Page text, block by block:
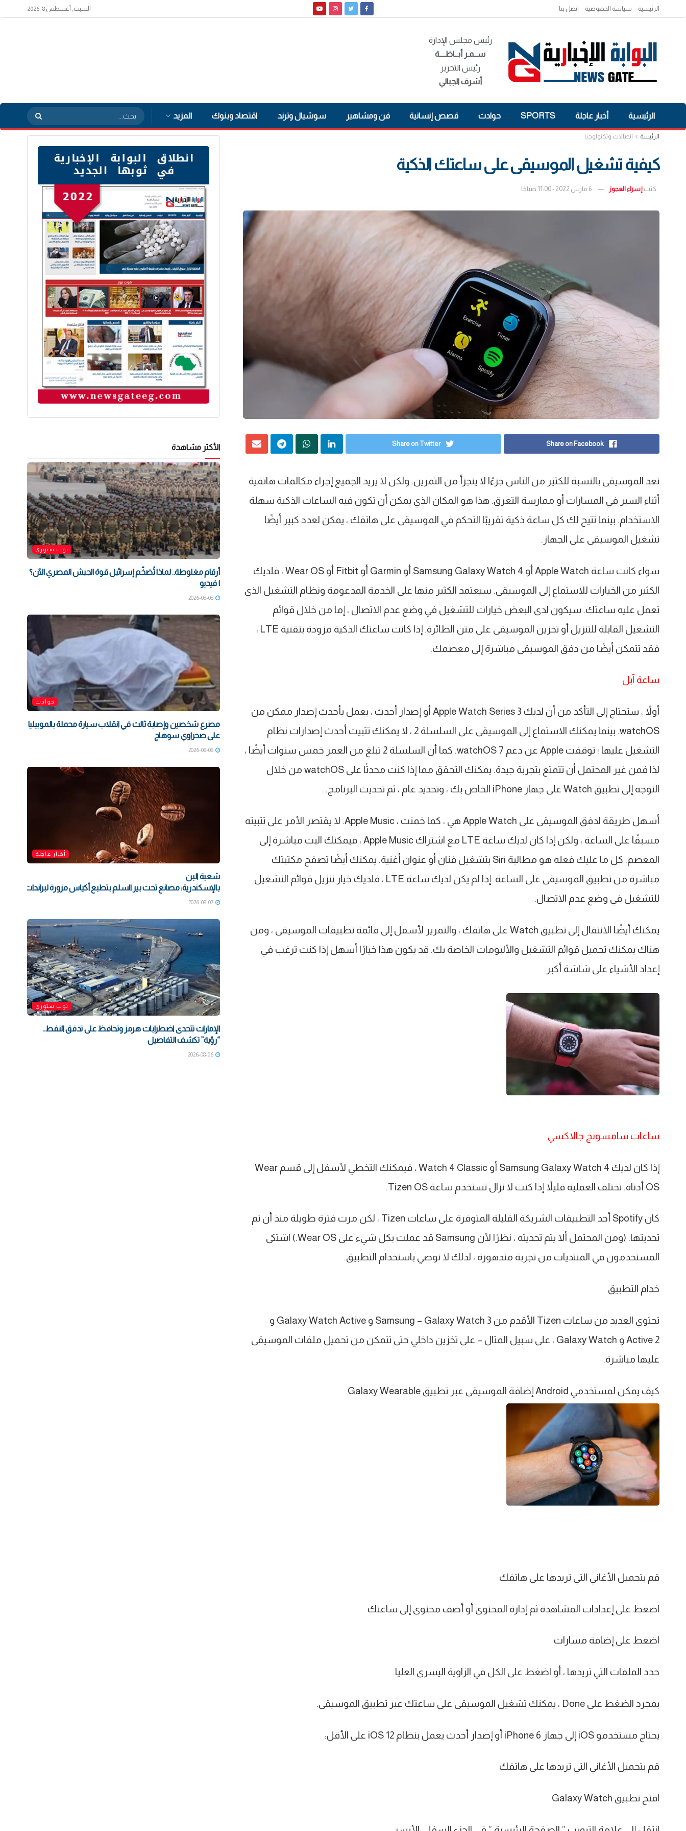
الرئيسية سياسة الخصوصية اتصل بنا السبت, أغسطس 8, 2026
رئيس مجلس الإدارة
ســمـر أبــاظــــة
رئيس التحرير
أشرف الجبالي
الرئيسية أخبار عاجلة SPORTS حوادث قصص إنسانية فن ومشاهير سوشيال وترند اقتصاد وبنوك المزيد
الرئيسة اتصالات وتكنولوجيا
كيفية تشغيل الموسيقى على ساعتك الذكية
كتب إسراء العجوز 6 مارس 2022 - 11:00 صباحًا
Share on Facebook
Share on Twitter
تعد الموسيقى بالنسبة للكثير من الناس جزءًا لا يتجزأ من التمرين. ولكن لا يريد الجميع إجراء مكالمات هاتفية
أثناء السير في المسارات أو ممارسة التعرق. هذا هو المكان الذي يمكن أن تكون فيه الساعات الذكية سهلة
الاستخدام. بينما تتيح لك كل ساعة ذكية تقريبًا التحكم في الموسيقى على هاتفك ، يمكن لعدد كبير أيضًا
تشغيل الموسيقى على الجهاز.
سواء كانت ساعة Apple Watch أو Samsung Galaxy Watch 4 أو Garmin أو Fitbit أو Wear OS ، فلديك
الكثير من الخيارات للاستماع إلى الموسيقى. سيعتمد الكثير منها على الخدمة المدعومة ونظام التشغيل الذي
تعمل عليه ساعتك. سيكون لدى البعض خيارات للتشغيل في وضع عدم الاتصال ، إما من خلال قوائم
التشغيل القابلة للتنزيل أو تخزين الموسيقى على متن الطائرة. إذا كانت ساعتك الذكية مزودة بتقنية LTE ،
فقد تتمكن أيضًا من دفق الموسيقى مباشرة إلى معصمك.
ساعة آبل
أولاً ، ستحتاج إلى التأكد من أن لديك Apple Watch Series 3 أو إصدار أحدث ، يعمل بأحدث إصدار ممكن من
watchOS. بينما يمكنك الاستماع إلى الموسيقى على السلسلة 2 ، لا يمكنك تثبيت أحدث إصدارات نظام
التشغيل عليها ؛ توقفت Apple عن دعم watchOS 7. كما أن السلسلة 2 تبلغ من العمر خمس سنوات أيضًا ،
لذا فمن غير المحتمل أن تتمتع بتجربة جيدة. يمكنك التحقق مما إذا كنت محدثًا على watchOS من خلال
التوجه إلى تطبيق Watch على جهاز iPhone الخاص بك ، وتحديد عام ، ثم تحديث البرنامج.
أسهل طريقة لدفق الموسيقى على Apple Watch هي ، كما خمنت ، Apple Music. لا يقتصر الأمر على تثبيته
مسبقًا على الساعة ، ولكن إذا كان لديك ساعة LTE مع اشتراك Apple Music ، فيمكنك البث مباشرة إلى
المعصم. كل ما عليك فعله هو مطالبة Siri بتشغيل فنان أو عنوان أغنية. يمكنك أيضًا تصفح مكتبتك
مباشرة من تطبيق الموسيقى على الساعة. إذا لم يكن لديك ساعة LTE ، فلديك خيار تنزيل قوائم التشغيل
للتشغيل في وضع عدم الاتصال.
يمكنك أيضًا الانتقال إلى تطبيق Watch على هاتفك ، والتمرير لأسفل إلى قائمة تطبيقات الموسيقى ، ومن
هناك يمكنك تحميل قوائم التشغيل والألبومات الخاصة بك. قد يكون هذا خيارًا أسهل إذا كنت ترغب في
إعداد الأشياء على شاشة أكبر.
ساعات سامسونج جالاكسي
إذا كان لديك Samsung Galaxy Watch 4 أو Watch 4 Classic ، فيمكنك التخطي لأسفل إلى قسم Wear
OS أدناه. تختلف العملية قليلاً إذا كنت لا تزال تستخدم ساعة Tizen OS.
كان Spotify أحد التطبيقات الشريكة القليلة المتوفرة على ساعات Tizen ، لكن مرت فترة طويلة منذ أن تم
تحديثها. (ومن المحتمل ألا يتم تحديثه ، نظرًا لأن Samsung قد عملت بكل شيء على Wear OS.) اشتكى
المستخدمون في المنتديات من تجربة متدهورة ، لذلك لا نوصي باستخدام التطبيق.
خدام التطبيق
تحتوي العديد من ساعات Tizen الأقدم من Samsung – Galaxy Watch 3 و Galaxy Watch Active و
Active 2 و Galaxy Watch ، على سبيل المثال – على تخزين داخلي حتى تتمكن من تحميل ملفات الموسيقى
عليها مباشرة.
كيف يمكن لمستخدمي Android إضافة الموسيقى عبر تطبيق Galaxy Wearable
قم بتحميل الأغاني التي تريدها على هاتفك
اضغط على إعدادات المشاهدة ثم إدارة المحتوى أو أضف محتوى إلى ساعتك
اضغط على إضافة مسارات
حدد الملفات التي تريدها ، أو اضغط على الكل في الزاوية اليسرى العليا.
بمجرد الضغط على Done ، يمكنك تشغيل الموسيقى على ساعتك عبر تطبيق الموسيقى.
يحتاج مستخدمو iOS إلى جهاز iPhone 6 أو إصدار أحدث يعمل بنظام iOS 12 على الأقل:
قم بتحميل الأغاني التي تريدها على هاتفك
افتح تطبيق Galaxy Watch
الأكثر مشاهدة
توب ستوري
أرقام مغلوطة.. لماذا تُضخّم إسرائيل قوة الجيش المصري الآن؟
| فيديو
2026-08-08
حوادث
مصرع شخصين وإصابة ثالث في انقلاب سيارة محملة بالموبيليا
على صحراوي سوهاج
2026-08-08
أخبار عاجلة
شعبة البن
بالإسكندرية: مصانع تحت بير السلم بتطبع أكياس مزورة لبراندات شهيرة
2026-08-07
توب ستوري
الإمارات تتحدى اضطرابات هرمز وتحافظ على تدفق النفط..
“رؤية” تكشف التفاصيل
2026-08-06